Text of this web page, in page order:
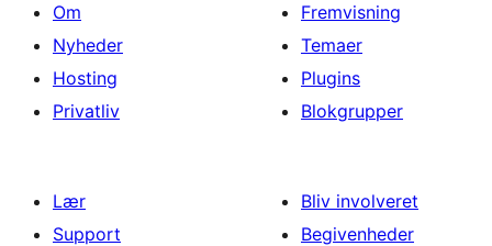
Om
Nyheder
Hosting
Privatliv
Fremvisning
Temaer
Plugins
Blokgrupper
Lær
Support
Bliv involveret
Begivenheder